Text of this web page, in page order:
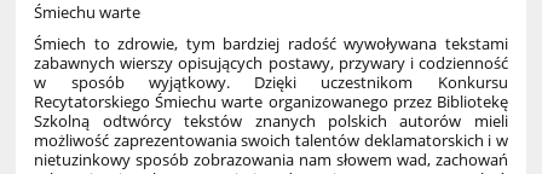
Śmiechu warte
Śmiech to zdrowie, tym bardziej radość wywoływana tekstami
zabawnych wierszy opisujących postawy, przywary i codzienność
w sposób wyjątkowy. Dzięki uczestnikom Konkursu
Recytatorskiego Śmiechu warte organizowanego przez Bibliotekę
Szkolną odtwórcy tekstów znanych polskich autorów mieli
możliwość zaprezentowania swoich talentów deklamatorskich i w
nietuzinkowy sposób zobrazowania nam słowem wad, zachowań